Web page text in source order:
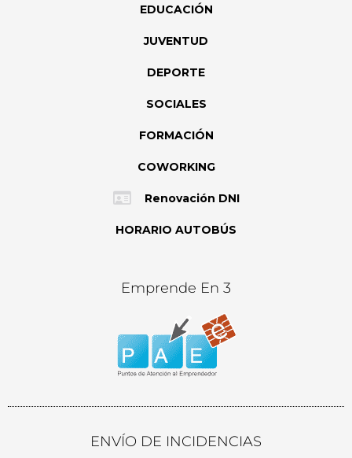
EDUCACIÓN
JUVENTUD
DEPORTE
SOCIALES
FORMACIÓN
COWORKING
Renovación DNI
HORARIO AUTOBÚS
Emprende En 3
ENVÍO DE INCIDENCIAS